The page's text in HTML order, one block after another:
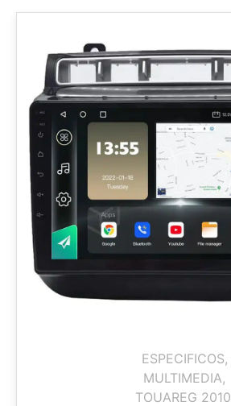
ESPECIFICOS,
MULTIMEDIA,
TOUAREG 2010